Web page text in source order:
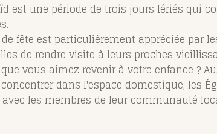
est une période de trois jours fériés qui
de fête est particulièrement appréciée par
de rendre visite à leurs proches
vous aimez revenir à votre enfance ?
dans l'espace domestique, les
les membres de leur communauté